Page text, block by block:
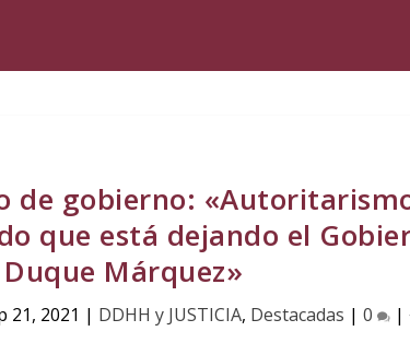
de gobierno:
que está dejando el
Márquez»
21, 2021 | DDHH y JUSTICIA, Destacadas |0 |